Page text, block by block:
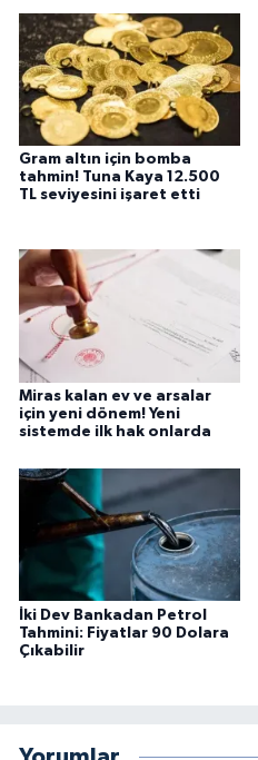
Gram altın için bomba
tahmin! Tuna Kaya 12.500
TL seviyesini işaret etti
Miras kalan ev ve arsalar
için yeni dönem! Yeni
sistemde ilk hak onlarda
İki Dev Bankadan Petrol
Tahmini: Fiyatlar 90 Dolara
Çıkabilir